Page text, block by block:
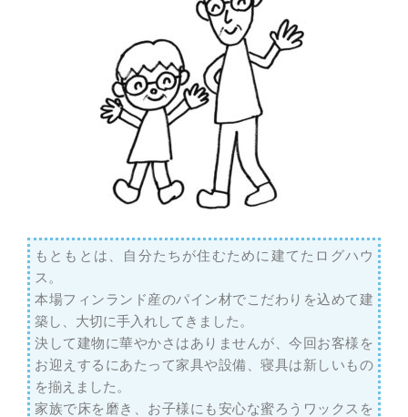
もともとは、自分たちが住むために建てたログハウ
ス。
本場フィンランド産のパイン材でこだわりを込めて建
築し、大切に手入れしてきました。
決して建物に華やかさはありませんが、今回お客様を
お迎えするにあたって家具や設備、寝具は新しいもの
を揃えました。
家族で床を磨き、お子様にも安心な蜜ろうワックスを